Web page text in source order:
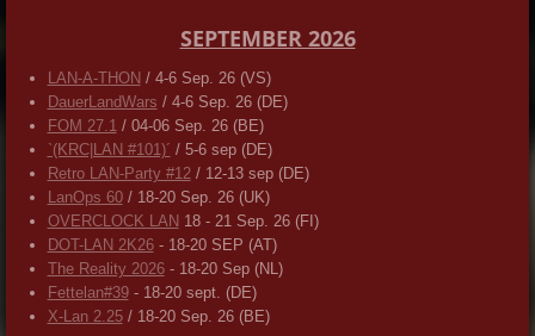
SEPTEMBER 2026
LAN-A-THON / 4-6 Sep. 26 (VS)
DauerLandWars / 4-6 Sep. 26 (DE)
FOM 27.1 / 04-06 Sep. 26 (BE)
`(KRC|LAN #101)´ / 5-6 sep (DE)
Retro LAN-Party #12/ 12-13 sep (DE)
LanOps 60/ 18-20 Sep. 26 (UK)
OVERCLOCK LAN 18 - 21 Sep. 26 (FI)
DOT-LAN 2K26- 18-20 SEP (AT)
The Reality 2026- 18-20 Sep (NL)
Fettelan#39- 18-20 sept. (DE)
X-Lan 2.25/ 18-20 Sep. 26 (BE)